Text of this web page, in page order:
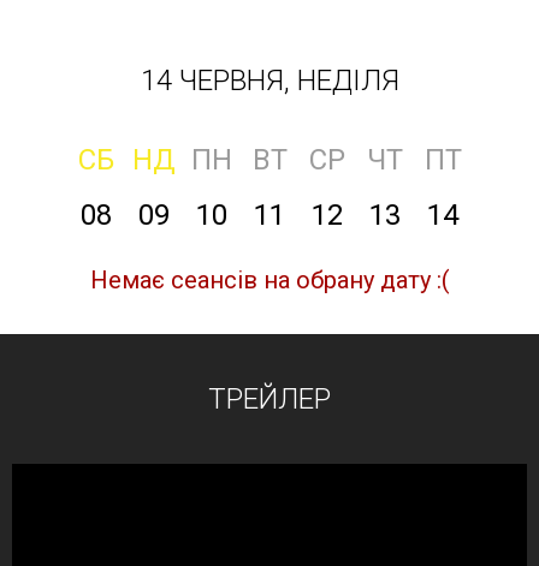
14 ЧЕРВНЯ, НЕДІЛЯ
СБ НД ПН ВТ СР ЧТ
ПТ
08
09 10 11 12 13 14
Немає сеансів на обрану дату :(
ТРЕЙЛЕР